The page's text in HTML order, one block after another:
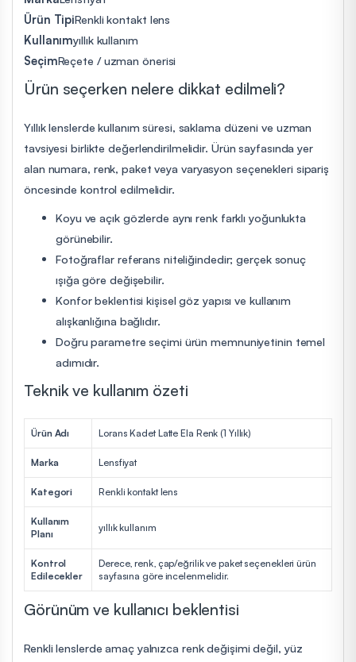
Ürün TipiRenkli kontakt lens
Kullanımyıllık kullanım
SeçimReçete / uzman önerisi
Ürün seçerken nelere dikkat edilmeli?
Yıllık lenslerde kullanım süresi, saklama düzeni ve uzman
tavsiyesi birlikte değerlendirilmelidir. Ürün sayfasında yer
alan numara, renk, paket veya varyasyon seçenekleri sipariş
öncesinde kontrol edilmelidir.
Koyu ve açık gözlerde aynı renk farklı yoğunlukta
görünebilir.
Fotoğraflar referans niteliğindedir; gerçek sonuç
ışığa göre değişebilir.
Konfor beklentisi kişisel göz yapısı ve kullanım
alışkanlığına bağlıdır.
Doğru parametre seçimi ürün memnuniyetinin temel
adımıdır.
Teknik ve kullanım özeti
Ürün Adı Lorans Kadet Latte Ela Renk (1 Yıllık)
Marka Lensfiyat
Kategori Renkli kontakt lens
Kullanım
Planı
yıllık kullanım
Kontrol
Edilecekler
Derece, renk, çap/eğrilik ve paket seçenekleri ürün
sayfasına göre incelenmelidir.
Görünüm ve kullanıcı beklentisi
Renkli lenslerde amaç yalnızca renk değişimi değil, yüz